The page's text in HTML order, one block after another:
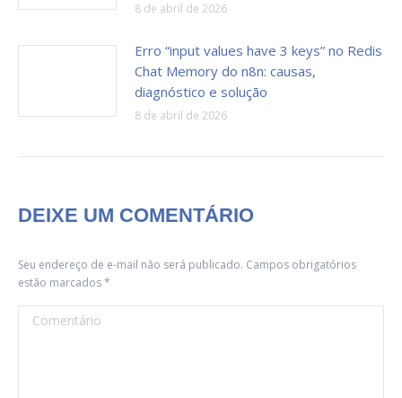
8 de abril de 2026
Erro “input values have 3 keys” no Redis
Chat Memory do n8n: causas,
diagnóstico e solução
8 de abril de 2026
DEIXE UM COMENTÁRIO
Seu endereço de e-mail não será publicado. Campos obrigatórios
estão marcados*
Comentário